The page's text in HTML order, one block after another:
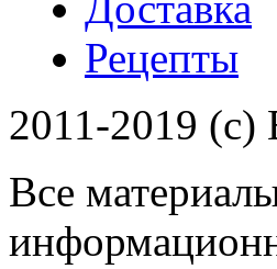
Рецепты
2011-2019 (c)
Все